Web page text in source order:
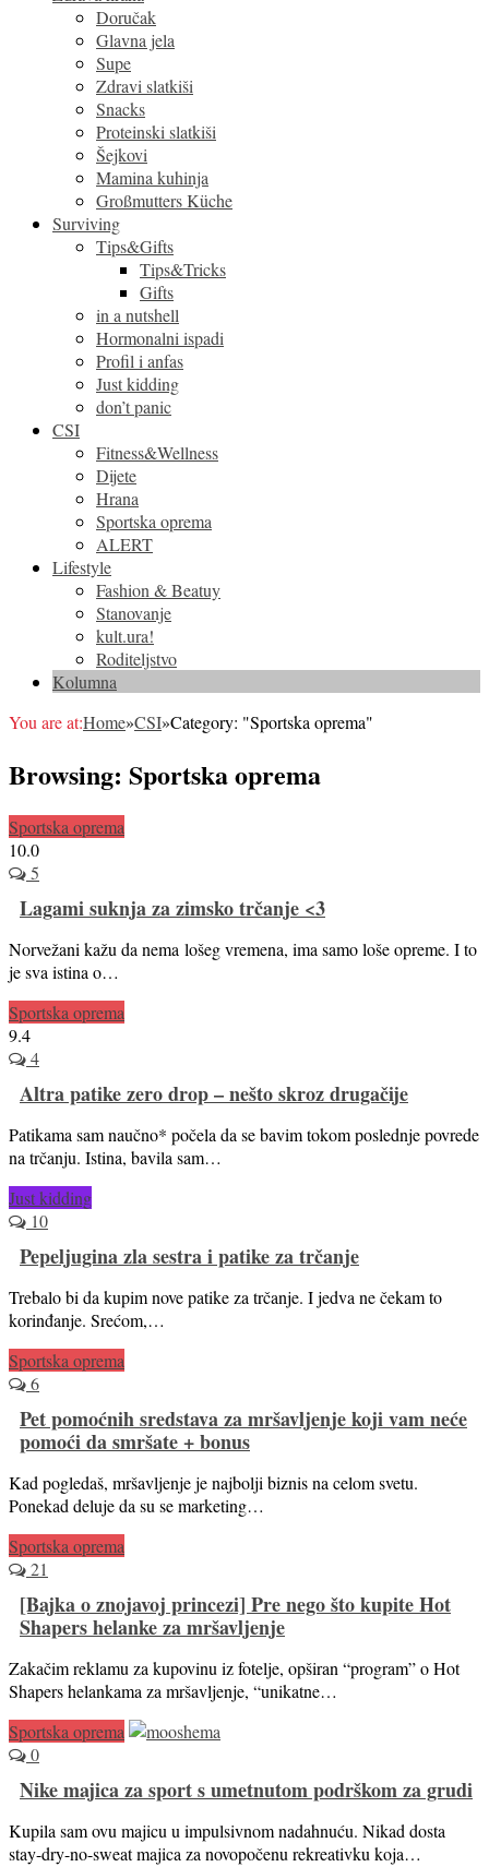
Doručak
Glavna jela
Supe
Zdravi slatkiši
Snacks
Proteinski slatkiši
Šejkovi
Mamina kuhinja
Großmutters Küche
Surviving
Tips&Gifts
Tips&Tricks
Gifts
in a nutshell
Hormonalni ispadi
Profil i anfas
Just kidding
don’t panic
CSI
Fitness&Wellness
Dijete
Hrana
Sportska oprema
ALERT
Lifestyle
Fashion & Beatuy
Stanovanje
kult.ura!
Roditeljstvo
Kolumna
You are at:Home»CSI»Category: "Sportska oprema"
Browsing: Sportska oprema
Sportska oprema
10.0
5
Lagami suknja za zimsko trčanje <3
Norvežani kažu da nema lošeg vremena, ima samo loše opreme. I to
je sva istina o…
Sportska oprema
9.4
4
Altra patike zero drop – nešto skroz drugačije
Patikama sam naučno* počela da se bavim tokom poslednje povrede
na trčanju. Istina, bavila sam…
Just kidding
10
Pepeljugina zla sestra i patike za trčanje
Trebalo bi da kupim nove patike za trčanje. I jedva ne čekam to
korinđanje. Srećom,…
Sportska oprema
6
Pet pomoćnih sredstava za mršavljenje koji vam neće
pomoći da smršate + bonus
Kad pogledaš, mršavljenje je najbolji biznis na celom svetu.
Ponekad deluje da su se marketing…
Sportska oprema
21
[Bajka o znojavoj princezi] Pre nego što kupite Hot
Shapers helanke za mršavljenje
Zakačim reklamu za kupovinu iz fotelje, opširan “program” o Hot
Shapers helankama za mršavljenje, “unikatne…
Sportska oprema
0
Nike majica za sport s umetnutom podrškom za grudi
Kupila sam ovu majicu u impulsivnom nadahnuću. Nikad dosta
stay-dry-no-sweat majica za novopočenu rekreativku koja…